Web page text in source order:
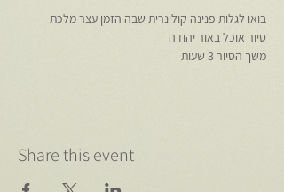
בואו לגלות פנינה קולינרית שבה הזמן עצר מלכת
סיור אוכל באור יהודה
משך הסיור 3 שעות
Share this event